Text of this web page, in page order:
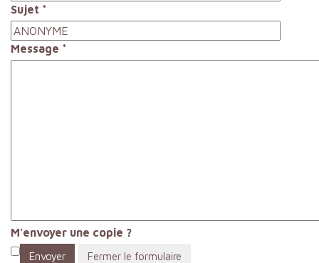
Sujet *
Message *
M'envoyer une copie ?
Envoyer
Fermer le formulaire